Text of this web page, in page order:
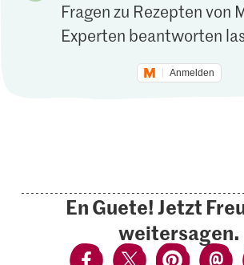
Fragen zu Rezepten von
Experten beantworten
Anmelden
En Guete! Jetzt
weitersagen.